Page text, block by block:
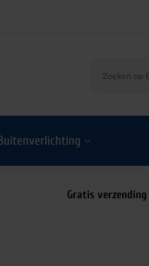
Buitenverlichting
Gratis verzending